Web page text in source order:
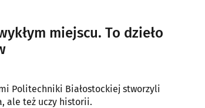
miejscu. To dzieło
Politechniki Białostockiej stworzyli
ale też uczy historii.